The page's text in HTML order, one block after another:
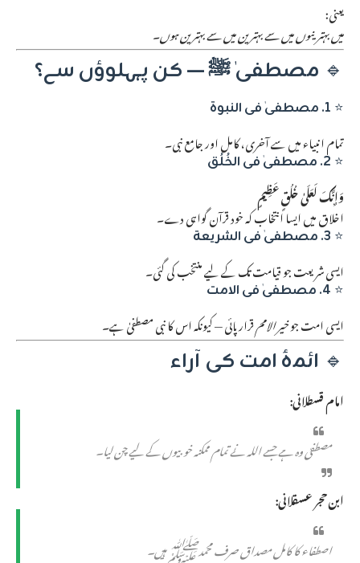
یعنی:
میں بہترینوں میں سے بہترین میں سے بہترین ہوں۔
🔹 مصطفیٰ ﷺ — کن پہلوؤں سے؟
⭐ 1. مصطفیٰ فی النبوۃ
تمام انبیاء میں سے آخری، کامل اور جامع نبی۔
⭐ 2. مصطفیٰ فی الخُلُق
وَإِنَّكَ لَعَلَىٰ خُلُقٍ عَظِيمٍ
اخلاق میں ایسا انتخاب کہ خود قرآن گواہی دے۔
⭐ 3. مصطفیٰ فی الشریعۃ
ایسی شریعت جو قیامت تک کے لیے منتخب کی گئی۔
⭐ 4. مصطفیٰ فی الامت
ایسی امت جوخیر الاممقرار پائی — کیونکہ اس کا نبی مصطفیٰ ہے۔
🔹 ائمۂ امت کی آراء
امام قسطلانی:
مصطفیٰ وہ ہے جسے اللہ نے تمام ممکنہ خوبیوں کے لیے چن لیا۔
ابن حجر عسقلانی:
اصطفاء کا کامل مصداق صرف محمد ﷺ ہیں۔